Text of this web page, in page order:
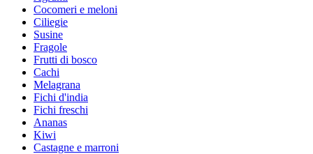
Cocomeri e meloni
Ciliegie
Susine
Fragole
Frutti di bosco
Cachi
Melagrana
Fichi d'india
Fichi freschi
Ananas
Kiwi
Castagne e marroni